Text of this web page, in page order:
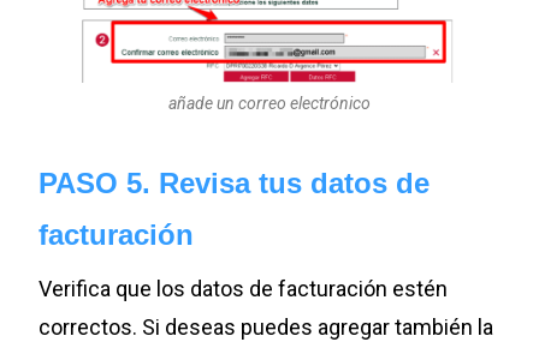
añade un correo electrónico
PASO 5. Revisa tus datos de
facturación
Verifica que los datos de facturación estén
correctos. Si deseas puedes agregar también la